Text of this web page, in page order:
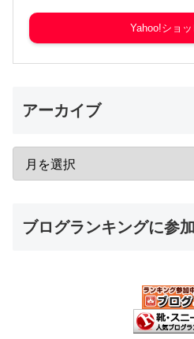
Yahoo!ショ
アーカイブ
ブログランキングに参